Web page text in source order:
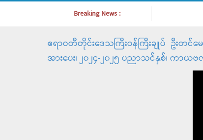
Breaking News :
ဧရာဝတီတိုင်းဒေသကြီးဝန်ကြီးချုပ် ဦးတင်
အားပေး၊ ၂၀၂၄-၂၀၂၅ ပညာသင်နှစ်၊ က